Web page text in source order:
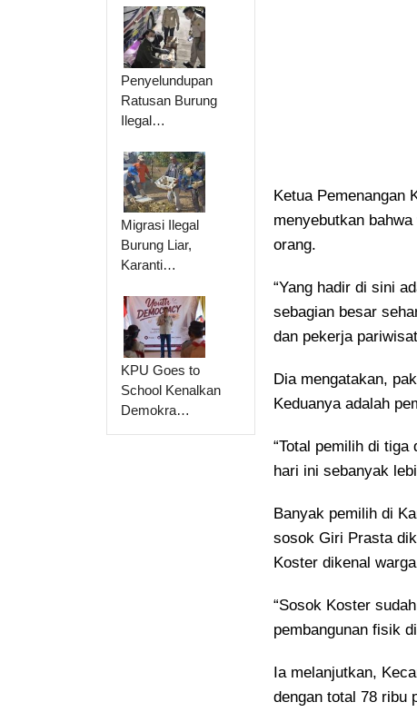
Penyelundupan
Ratusan Burung
Ilegal…
Migrasi Ilegal
Burung Liar,
Karanti…
KPU Goes to
School Kenalkan
Demokra…
Ketua Pemenangan
menyebutkan
orang.
“Yang hadir di sini
sebagian besar
dan pekerja
Dia mengatakan,
Keduanya adalah
“Total pemilih di
hari ini sebanyak
Banyak pemilih di
sosok Giri Prasta
Koster dikenal
“Sosok Koster
pembangunan fisik
Ia melanjutkan,
dengan total 78 ribu